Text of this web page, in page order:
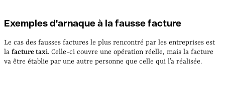
Exemples d'arnaque à la fausse facture
Le cas des fausses factures le plus rencontré par les entreprises est
la facture taxi. Celle-ci couvre une opération réelle, mais la facture
va être établie par une autre personne que celle qui l’a réalisée.